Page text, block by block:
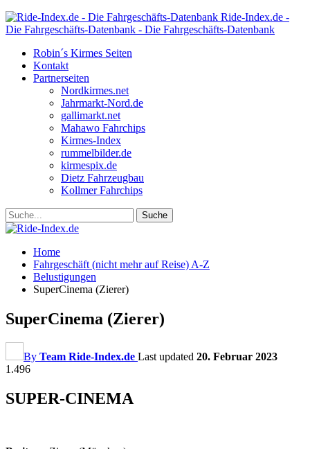
Ride-Index.de -
Die Fahrgeschäfts-Datenbank - Die Fahrgeschäfts-Datenbank
Robin´s Kirmes Seiten
Kontakt
Partnerseiten
Nordkirmes.net
Jahrmarkt-Nord.de
gallimarkt.net
Mahawo Fahrchips
Kirmes-Index
rummelbilder.de
kirmespix.de
Dietz Fahrzeugbau
Kollmer Fahrchips
Home
Fahrgeschäft (nicht mehr auf Reise) A-Z
Belustigungen
SuperCinema (Zierer)
SuperCinema (Zierer)
By Team Ride-Index.de Last updated 20. Februar 2023
1.496
SUPER-CINEMA